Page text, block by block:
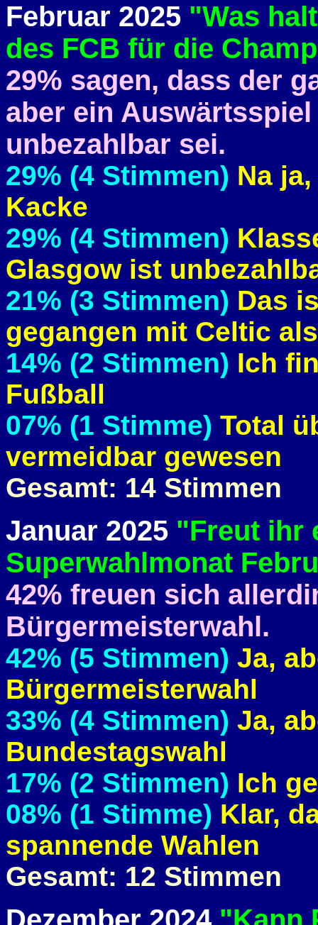
Februar 2025 "Was
des FCB für die
29% sagen, dass der
aber ein
unbezahlbar sei.
29% (4 Stimmen) Na
Kacke
29% (4 Stimmen)
Glasgow ist
21% (3 Stimmen) Das
gegangen mit Celtic
14% (2 Stimmen) Ich
Fußball
07% (1 Stimme) Total
vermeidbar gewesen
Gesamt: 14 Stimmen
Januar 2025 "Freut ihr
Superwahlmonat
42% freuen sich
Bürgermeisterwahl.
42% (5 Stimmen) Ja,
Bürgermeisterwahl
33% (4 Stimmen) Ja,
Bundestagswahl
17% (2 Stimmen) Ich
08% (1 Stimme) Klar,
spannende Wahlen
Gesamt: 12 Stimmen